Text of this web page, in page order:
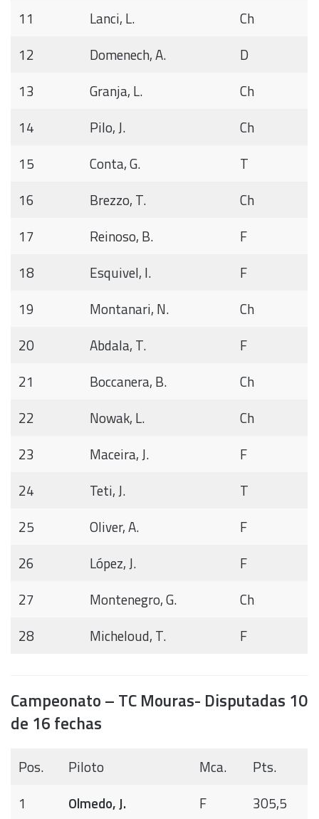
11
Lanci, L.
Ch
12
Domenech, A.
D
13
Granja, L.
Ch
14
Pilo, J.
Ch
15
Conta, G.
T
16
Brezzo, T.
Ch
17
Reinoso, B.
F
18
Esquivel, I.
F
19
Montanari, N.
Ch
20
Abdala, T.
F
21
Boccanera, B.
Ch
22
Nowak, L.
Ch
23
Maceira, J.
F
24
Teti, J.
T
25
Oliver, A.
F
26
López, J.
F
27
Montenegro, G.
Ch
28
Micheloud, T. F
Campeonato – TC Mouras- Disputadas 10
de 16 fechas
Pos. Piloto Mca.
Pts.
1
Olmedo, J. F 305,5